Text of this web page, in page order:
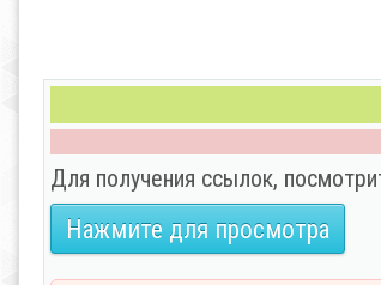
Для получения ссылок,
Нажмите для просмотра